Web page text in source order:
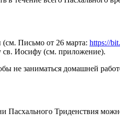
Письмо от 26 марта: https://
св. Иосифу (см. приложение).
не заниматься домашней
Пасхального Триденствия